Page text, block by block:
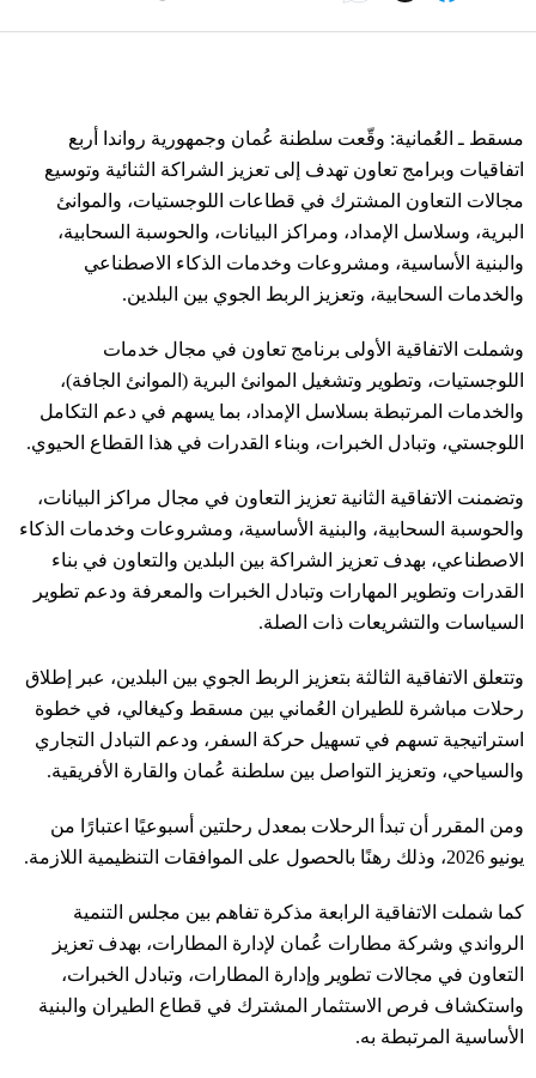
مسقط ـ العُمانية: وقّعت سلطنة عُمان وجمهورية رواندا أربع
اتفاقيات وبرامج تعاون تهدف إلى تعزيز الشراكة الثنائية وتوسيع
مجالات التعاون المشترك في قطاعات اللوجستيات، والموانئ
البرية، وسلاسل الإمداد، ومراكز البيانات، والحوسبة السحابية،
والبنية الأساسية، ومشروعات وخدمات الذكاء الاصطناعي
والخدمات السحابية، وتعزيز الربط الجوي بين البلدين.
وشملت الاتفاقية الأولى برنامج تعاون في مجال خدمات
اللوجستيات، وتطوير وتشغيل الموانئ البرية (الموانئ الجافة)،
والخدمات المرتبطة بسلاسل الإمداد، بما يسهم في دعم التكامل
اللوجستي، وتبادل الخبرات، وبناء القدرات في هذا القطاع الحيوي.
وتضمنت الاتفاقية الثانية تعزيز التعاون في مجال مراكز البيانات،
والحوسبة السحابية، والبنية الأساسية، ومشروعات وخدمات الذكاء
الاصطناعي، بهدف تعزيز الشراكة بين البلدين والتعاون في بناء
القدرات وتطوير المهارات وتبادل الخبرات والمعرفة ودعم تطوير
السياسات والتشريعات ذات الصلة.
وتتعلق الاتفاقية الثالثة بتعزيز الربط الجوي بين البلدين، عبر إطلاق
رحلات مباشرة للطيران العُماني بين مسقط وكيغالي، في خطوة
استراتيجية تسهم في تسهيل حركة السفر، ودعم التبادل التجاري
والسياحي، وتعزيز التواصل بين سلطنة عُمان والقارة الأفريقية.
ومن المقرر أن تبدأ الرحلات بمعدل رحلتين أسبوعيًا اعتبارًا من
يونيو 2026، وذلك رهنًا بالحصول على الموافقات التنظيمية اللازمة.
كما شملت الاتفاقية الرابعة مذكرة تفاهم بين مجلس التنمية
الرواندي وشركة مطارات عُمان لإدارة المطارات، بهدف تعزيز
التعاون في مجالات تطوير وإدارة المطارات، وتبادل الخبرات،
واستكشاف فرص الاستثمار المشترك في قطاع الطيران والبنية
الأساسية المرتبطة به.